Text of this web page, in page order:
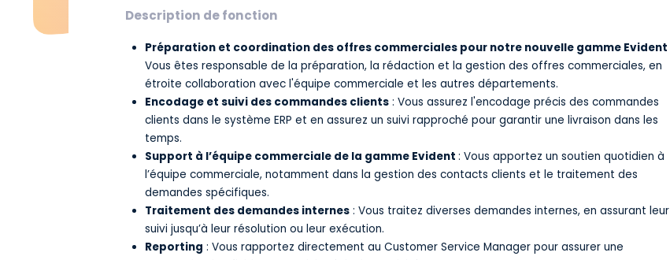
Description de fonction
Préparation et coordination des offres commerciales pour notre nouvelle gamme Evident
Vous êtes responsable de la préparation, la rédaction et la gestion des offres commerciales, en
étroite collaboration avec l'équipe commerciale et les autres départements.
Encodage et suivi des commandes clients : Vous assurez l'encodage précis des commandes
clients dans le système ERP et en assurez un suivi rapproché pour garantir une livraison dans les
temps.
Support à l’équipe commerciale de la gamme Evident : Vous apportez un soutien quotidien à
l’équipe commerciale, notamment dans la gestion des contacts clients et le traitement des
demandes spécifiques.
Traitement des demandes internes : Vous traitez diverses demandes internes, en assurant leur
suivi jusqu’à leur résolution ou leur exécution.
Reporting : Vous rapportez directement au Customer Service Manager pour assurer une